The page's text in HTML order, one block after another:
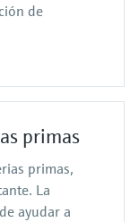
de
primas
primas,
La
ayudar a